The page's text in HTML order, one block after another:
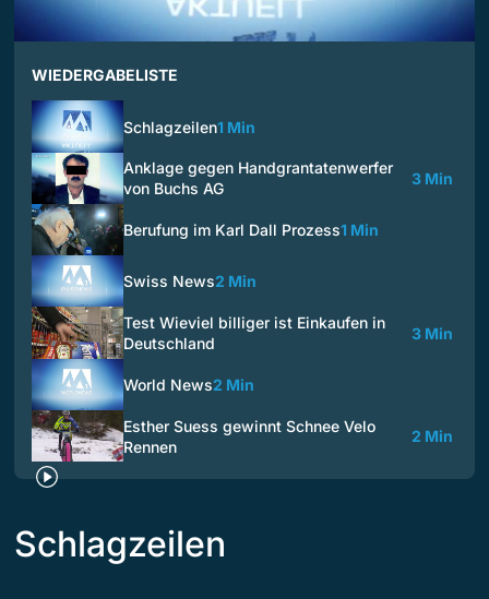
WIEDERGABELISTE
Schlagzeilen1 Min
Anklage gegen Handgrantatenwerfer
von Buchs AG
3 Min
Berufung im Karl Dall Prozess1 Min
Swiss News2 Min
Test Wieviel billiger ist Einkaufen in
Deutschland
3 Min
World News2 Min
Esther Suess gewinnt Schnee Velo
Rennen
2 Min
Schlagzeilen